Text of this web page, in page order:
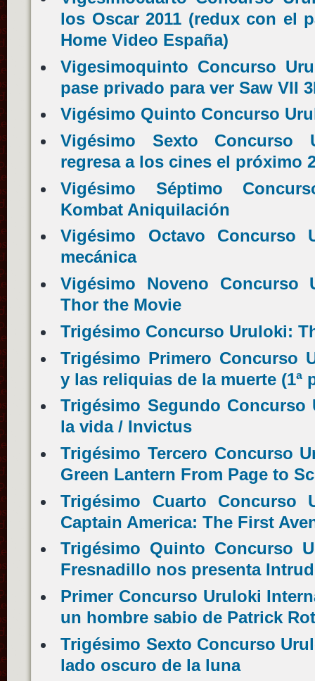
los Oscar 2011 (redux con el
Home Video España)
Vigesimoquinto Concurso
pase privado para ver Saw VII
Vigésimo Quinto Concurso
Vigésimo Sexto Concurso
regresa a los cines el próximo
Vigésimo Séptimo
Kombat Aniquilación
Vigésimo Octavo Concurso
mecánica
Vigésimo Noveno
Thor the Movie
Trigésimo Concurso Uruloki:
Trigésimo Primero Concurso
y las reliquias de la muerte (1ª
Trigésimo Segundo Concurso
la vida / Invictus
Trigésimo Tercero Concurso
Green Lantern From Page to
Trigésimo Cuarto Concurso
Captain America: The First
Trigésimo Quinto Concurso
Fresnadillo nos presenta
Primer Concurso Uruloki
un hombre sabio de Patrick
Trigésimo Sexto Concurso
lado oscuro de la luna